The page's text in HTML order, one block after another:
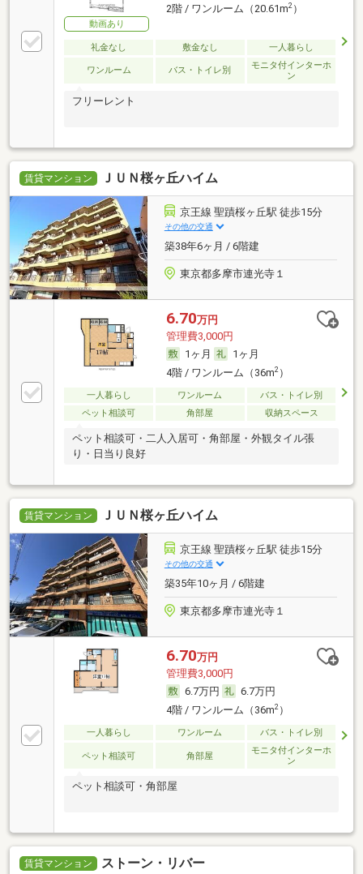
動画あり
2階 / ワンルーム（20.61m2）
礼金なし 敷金なし 一人暮らし
ワンルーム バス・トイレ別
モニタ付インターホ
ン
フリーレント
賃貸マンション ＪＵＮ桜ヶ丘ハイム
京王線 聖蹟桜ヶ丘駅 徒歩15分
その他の交通
築38年6ヶ月 / 6階建
東京都多摩市連光寺１
6.70万円
管理費3,000円
1ヶ月
1ヶ月
4階 / ワンルーム（36m2）
一人暮らし ワンルーム
バス・トイレ別
ペット相談可
角部屋 収納スペース
ペット相談可・二人入居可・角部屋・外観タイル張
り・日当り良好
賃貸マンション ＪＵＮ桜ヶ丘ハイム
京王線 聖蹟桜ヶ丘駅 徒歩15分
その他の交通
築35年10ヶ月 / 6階建
東京都多摩市連光寺１
6.70万円
管理費3,000円
6.7万円
6.7万円
4階 / ワンルーム（36m2）
一人暮らし ワンルーム バス・トイレ別
ペット相談可 角部屋
モニタ付インターホ
ン
ペット相談可・角部屋
賃貸マンション ストーン・リバー